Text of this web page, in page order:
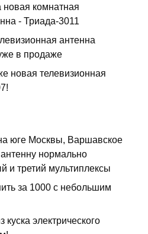
комнатная
- Триада-3011
антенна
в продаже
новая телевизионная
юге Москвы, Варшавское
нормально
и третий мультиплексы
за 1000 с небольшим
электрического